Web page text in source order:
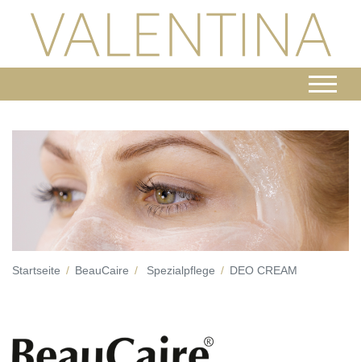
Startseite BeauCaire Spezialpflege DEO CREAM